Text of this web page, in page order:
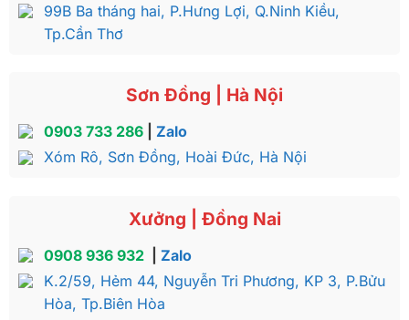
99B Ba tháng hai, P.Hưng Lợi, Q.Ninh Kiều,
Tp.Cần Thơ
Sơn Đồng | Hà Nội
0903 733 286| Zalo
Xóm Rô, Sơn Đồng, Hoài Đức, Hà Nội
Xưởng | Đồng Nai
0908 936 932
Zalo
K.2/59, Hẻm 44, Nguyễn Tri Phương, KP 3, P.Bửu
Hòa, Tp.Biên Hòa